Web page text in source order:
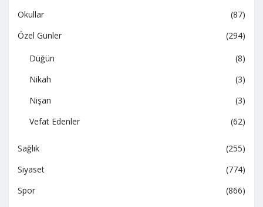
Okullar
(87)
Özel Günler
(294)
Düğün
(8)
Nikah
(3)
Nişan
(3)
Vefat Edenler
(62)
Sağlık
(255)
Siyaset
(774)
Spor
(866)